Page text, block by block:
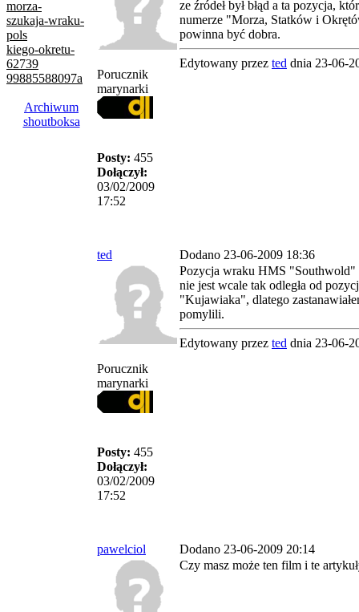
morza-
szukaja-wraku-
pols
kiego-okretu-
62739
99885588097a
Archiwum
shoutboksa
Porucznik
marynarki
Posty: 455
Dołączył:
03/02/2009
17:52
ze źródeł był błąd a ta pozycja,
numerze "Morza, Statków i
powinna być dobra.
Edytowany przez ted dnia 23-06-
ted Dodano 23-06-2009 18:36
Porucznik
marynarki
Posty: 455
Dołączył:
03/02/2009
17:52
Pozycja wraku HMS "Southwold"
nie jest wcale tak odległa od
"Kujawiaka", dlatego
pomylili.
Edytowany przez ted dnia 23-06-
pawelciol
Dodano 23-06-2009 20:14
Czy masz może ten film i te